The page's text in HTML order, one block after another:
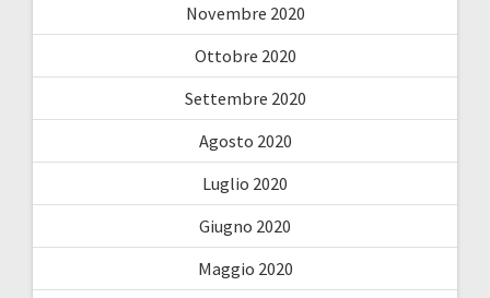
Novembre 2020
Ottobre 2020
Settembre 2020
Agosto 2020
Luglio 2020
Giugno 2020
Maggio 2020